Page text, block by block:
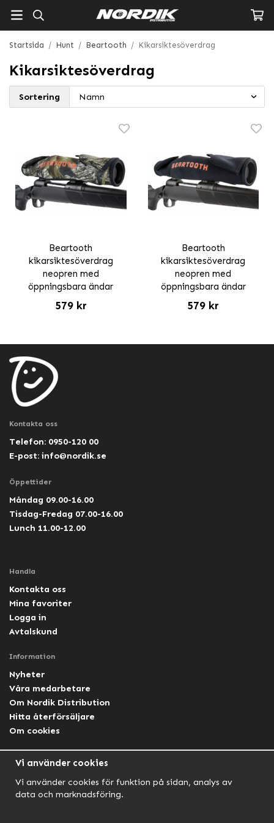
Startsida / Hunt / Beartooth / Kikarsiktesöverdrag
Kikarsiktesöverdrag
Sortering
Beartooth
kikarsiktesöverdrag
neopren med
öppningsbara ändar
579 kr
Beartooth
kikarsiktesöverdrag
neopren med
öppningsbara ändar
579 kr
Kontakta oss
Telefon: 0950-120 00
E-post: info@nordik.se
Öppettider
Måndag 09.00-16.00
Tisdag-Fredag 07.00-16.00
Lunch 11.00-12.00
Handla
Kontakta oss
Mina favoriter
Logga in
Avtalskund
Information
Nyheter
Våra medarbetare
Om Nordik Distribution
Hitta återförsäljare
Om cookies
Facebook Lightforce Sweden
Vi använder cookies
Vi använder cookies för funktion på sidan, analys av
data och marknadsföring.